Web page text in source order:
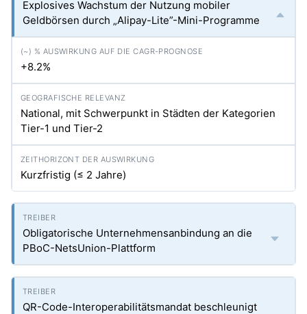
Explosives Wachstum der Nutzung mobiler
Geldbörsen durch „Alipay-Lite”-Mini-Programme
+8.2%
National, mit Schwerpunkt in Städten der Kategorien
Tier-1 und Tier-2
Kurzfristig (≤ 2 Jahre)
Obligatorische Unternehmensanbindung an die
PBoC-NetsUnion-Plattform
QR-Code-Interoperabilitätsmandat beschleunigt